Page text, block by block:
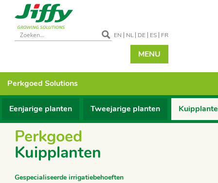
EN NL DE ES FR
MENU
Perkgoed Solutions
Eenjarige planten Tweejarige planten
Perkgoed
Kuipplanten
Gespecialiseerde irrigatiebehoeften